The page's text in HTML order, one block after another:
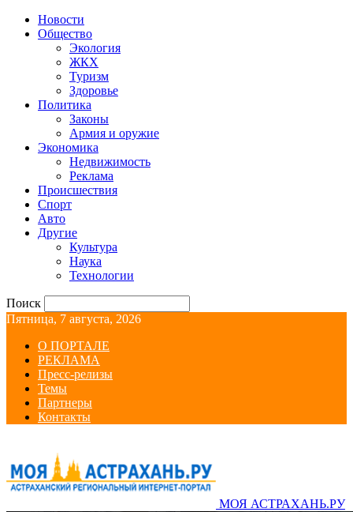
Новости
Общество
Экология
ЖКХ
Туризм
Здоровье
Политика
Законы
Армия и оружие
Экономика
Недвижимость
Реклама
Происшествия
Спорт
Авто
Другие
Культура
Наука
Технологии
Поиск
Пятница, 7 августа, 2026
О ПОРТАЛЕ
РЕКЛАМА
Пресс-релизы
Темы
Партнеры
Контакты
МОЯ АСТРАХАНЬ.РУ